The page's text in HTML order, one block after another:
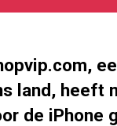
land, heeft
de iPhone